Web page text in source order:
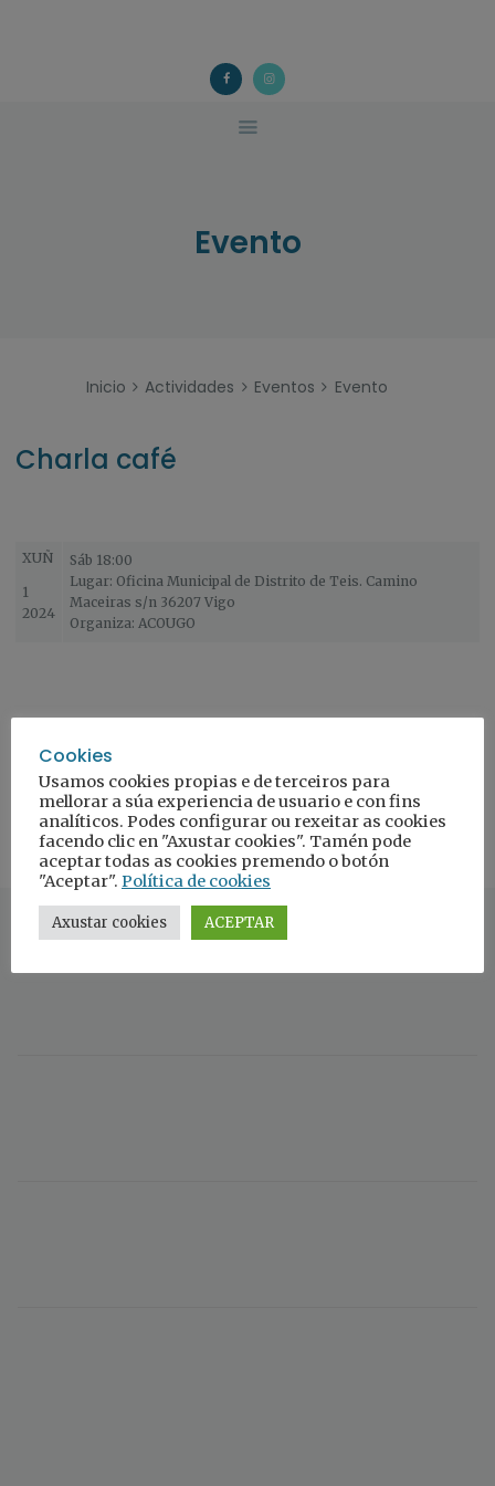
Evento
Inicio Actividades Eventos Evento
ACOUGO
Asociación galega de familias de acollida
QUÉ FACEMOS?
ACTIVIDADES
Charla café
XUÑ
1
2024
Sáb 18:00
Lugar: Oficina Municipal de Distrito de Teis. Camino
Maceiras s/n 36207 Vigo
Organiza: ACOUGO
Cookies
Usamos cookies propias e de terceiros para
mellorar a súa experiencia de usuario e con fins
analíticos. Podes configurar ou rexeitar as cookies
facendo clic en "Axustar cookies". Tamén pode
aceptar todas as cookies premendo o botón
"Aceptar". Política de cookies
Axustar cookies ACEPTAR